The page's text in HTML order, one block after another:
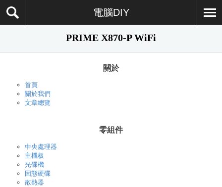
電腦DIY
PRIME X870-P WiFi
關於
首頁
關於我們
文章總覽
零組件
中央處理器
主機板
光碟機
固態硬碟
散熱器